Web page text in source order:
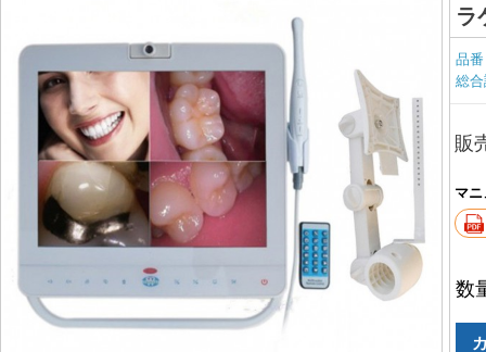
ラ
品
総
販
マ
数